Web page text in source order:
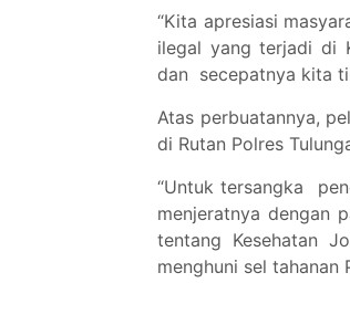
“Kita apresiasi
ilegal yang terjadi di
dan secepatnya kita
Atas perbuatannya,
di Rutan Polres
“Untuk tersangka
menjeratnya dengan
tentang Kesehatan
menghuni sel tahanan